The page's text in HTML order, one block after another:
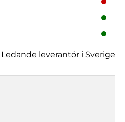
Ledande leverantör i Sverige